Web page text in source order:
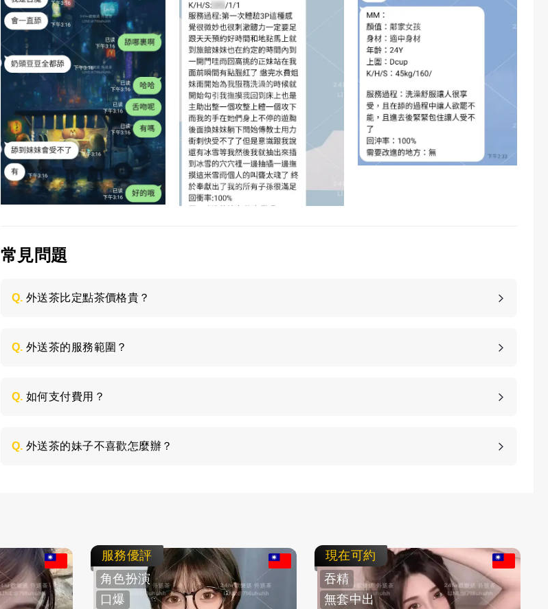
常見問題
Q. 外送茶比定點茶價格貴？
指定的地點服務，所以價格會高一些；定點茶是相對性價比高一些，客人需要到店家會館來，客
Q. 外送茶的服務範圍？
Q. 如何支付費用？
Q. 外送茶的妹子不喜歡怎麼辦？
服務優評
角色扮演
口爆
現在可約
吞精
無套中出